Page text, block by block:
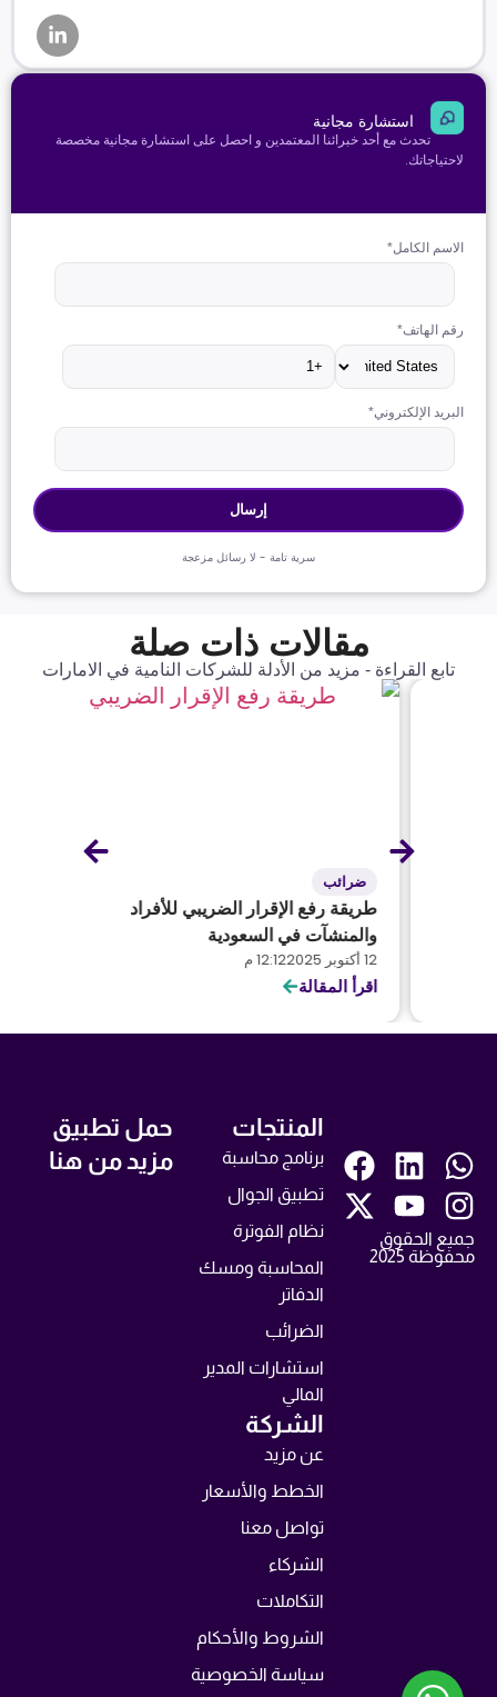
استشارة مجانية
تحدث مع أحد خبرائنا المعتمدين و احصل على استشارة مجانية مخصصة
لاحتياجاتك.
الاسم الكامل*
رقم الهاتف*
البريد الإلكتروني*
سرية تامة - لا رسائل مزعجة
مقالات ذات صلة
تابع القراءة - مزيد من الأدلة للشركات النامية في الامارات
ضرائب
طريقة رفع الإقرار الضريبي للأفراد
والمنشآت في السعودية
12:12 م
اقرأ المقالة
جميع الحقوق
محفوظة 2025
المنتجات
برنامج محاسبة
تطبيق الجوال
نظام الفوترة
المحاسبة ومسك
الدفاتر
الضرائب
استشارات المدير
المالي
الشركة
عن مزيد
الخطط والأسعار
تواصل معنا
الشركاء
التكاملات
الشروط والأحكام
سياسة الخصوصية
حمل تطبيق
مزيد من هنا